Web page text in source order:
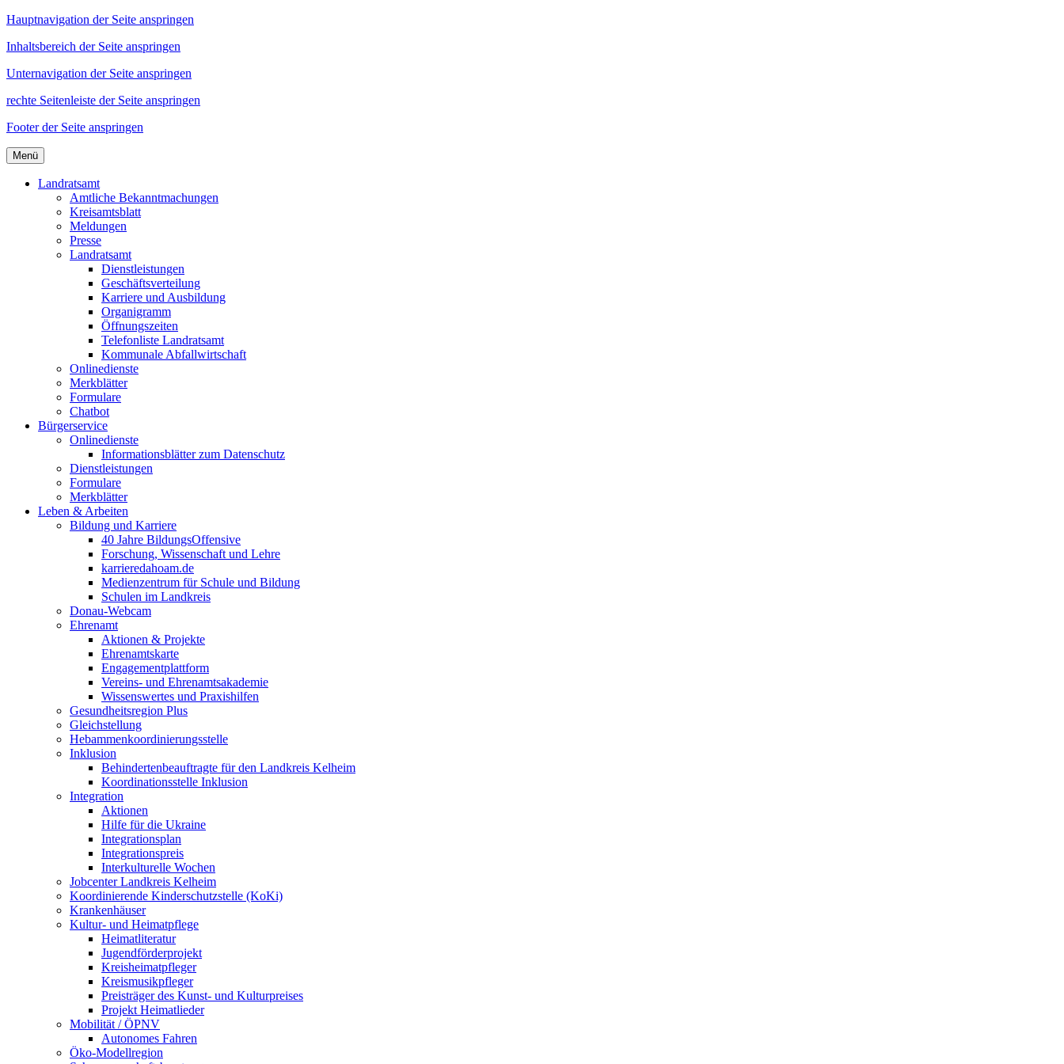
Hauptnavigation der Seite anspringen
Inhaltsbereich der Seite anspringen
Unternavigation der Seite anspringen
rechte Seitenleiste der Seite anspringen
Footer der Seite anspringen
Menü
Landratsamt
Amtliche Bekanntmachungen
Kreisamtsblatt
Meldungen
Presse
Landratsamt
Dienstleistungen
Geschäftsverteilung
Karriere und Ausbildung
Organigramm
Öffnungszeiten
Telefonliste Landratsamt
Kommunale Abfallwirtschaft
Onlinedienste
Merkblätter
Formulare
Chatbot
Bürgerservice
Onlinedienste
Informationsblätter zum Datenschutz
Dienstleistungen
Formulare
Merkblätter
Leben & Arbeiten
Bildung und Karriere
40 Jahre BildungsOffensive
Forschung, Wissenschaft und Lehre
karrieredahoam.de
Medienzentrum für Schule und Bildung
Schulen im Landkreis
Donau-Webcam
Ehrenamt
Aktionen & Projekte
Ehrenamtskarte
Engagementplattform
Vereins- und Ehrenamtsakademie
Wissenswertes und Praxishilfen
Gesundheitsregion Plus
Gleichstellung
Hebammenkoordinierungsstelle
Inklusion
Behindertenbeauftragte für den Landkreis Kelheim
Koordinationsstelle Inklusion
Integration
Aktionen
Hilfe für die Ukraine
Integrationsplan
Integrationspreis
Interkulturelle Wochen
Jobcenter Landkreis Kelheim
Koordinierende Kinderschutzstelle (KoKi)
Krankenhäuser
Kultur- und Heimatpflege
Heimatliteratur
Jugendförderprojekt
Kreisheimatpfleger
Kreismusikpfleger
Preisträger des Kunst- und Kulturpreises
Projekt Heimatlieder
Mobilität / ÖPNV
Autonomes Fahren
Öko-Modellregion